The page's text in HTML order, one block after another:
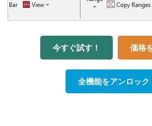
今すぐ試す！ 価格
全機能をアンロック